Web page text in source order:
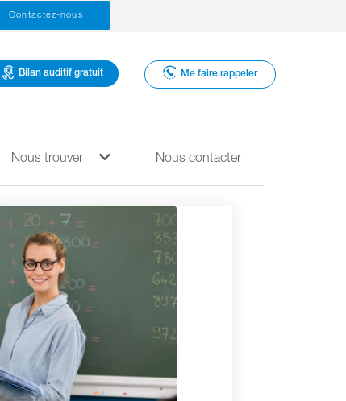
Contactez-nous
Bilan auditif gratuit Me faire rappeler
Nous trouver Nous contacter